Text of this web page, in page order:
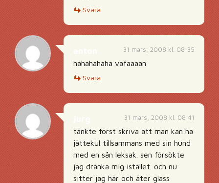
Svara
31 mars, 2008 kl. 08:35
hahahahaha vafaaaan
Svara
31 mars, 2008 kl. 08:41
tänkte först skriva att man kan ha
jättekul tillsammans med sin hund
med en sån leksak. sen försökte
jag dränka mig istället. och nu
sitter jag här och äter glass